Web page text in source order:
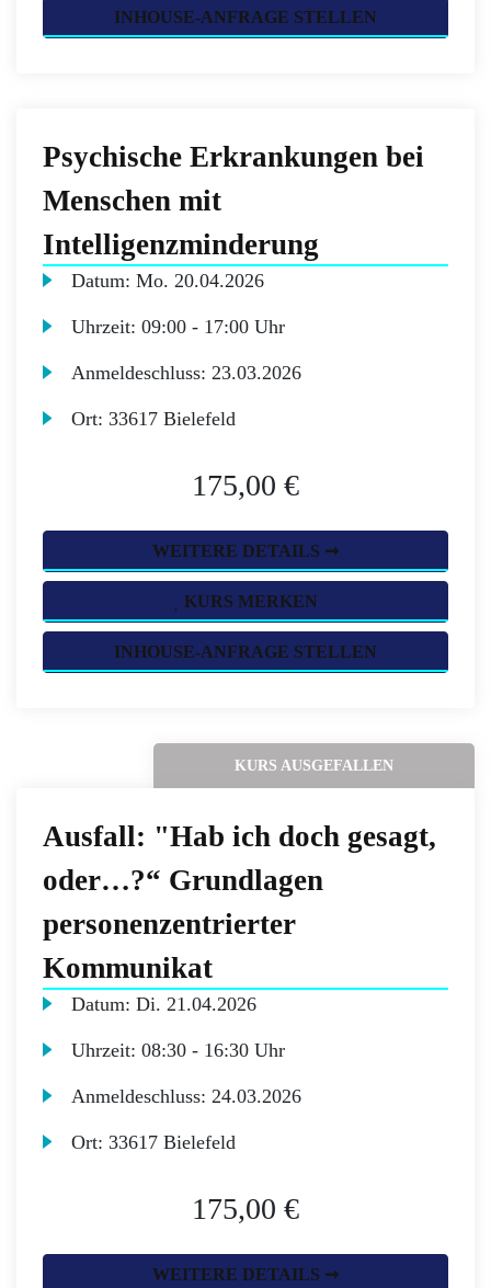
INHOUSE-ANFRAGE STELLEN
Psychische Erkrankungen bei
Menschen mit
Intelligenzminderung
Datum:Mo. 20.04.2026
Uhrzeit:09:00 - 17:00 Uhr
Anmeldeschluss:23.03.2026
Ort:33617 Bielefeld
175,00 €
WEITERE DETAILS ➞
KURS MERKEN
INHOUSE-ANFRAGE STELLEN
KURS AUSGEFALLEN
Ausfall: "Hab ich doch gesagt,
oder…?“ Grundlagen
personenzentrierter
Kommunikat
Datum:Di. 21.04.2026
Uhrzeit:08:30 - 16:30 Uhr
Anmeldeschluss:24.03.2026
Ort:33617 Bielefeld
175,00 €
WEITERE DETAILS ➞